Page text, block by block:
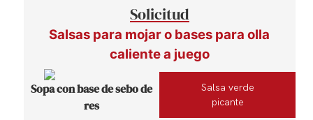
Solicitud
Salsas para mojar o bases para olla
caliente a juego
Sopa con base de sebo de
res
Salsa verde
picante